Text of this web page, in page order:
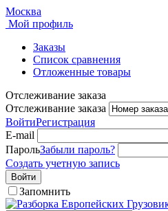
Москва
Мой профиль
Заказы
Список сравнения
Отложенные товары
Отслеживание заказа
Отслеживание заказа
ВойтиРегистрация
E-mail
ПарольЗабыли пароль?
Создать учетную запись
Войти
Запомнить